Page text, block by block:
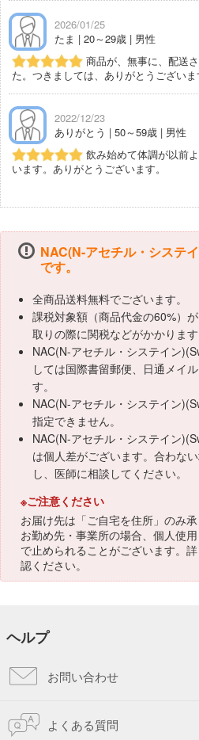
2026/01/25
たま | 20～29歳 | 男性
商品が、無事に、配送
た。つきましては、ありがとうございま
2022/12/23
ありがとう | 50～59歳 | 男性
飲み始めて体調が以前
います。ありがとうございます。
NAC(N-アセチル・システ
です。
全商品送料無料でございます。
課税対象額（商品代金の60%）
取りの際に関税などがかかります
NAC(N-アセチル・システイン
しては国際書留郵便、日通メイ
す。
NAC(N-アセチル・システイン
指定できません。
NAC(N-アセチル・システイン
は個人差がございます。合わな
し、医師に相談してください。
※ご注意ください
お届け先は「ご自宅を住所」のみ
お勤め先・事業所の場合、個人使
で止められることがございます。
認ください。
ヘルプ
お問い合わせ
よくある質問